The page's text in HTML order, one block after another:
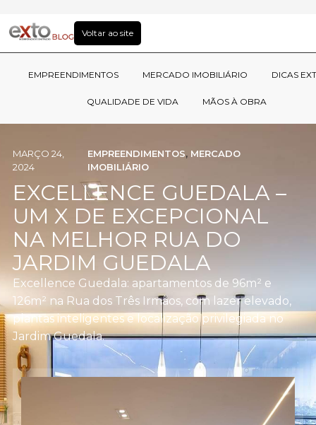
Voltar ao site
EMPREENDIMENTOS MERCADO IMOBILIÁRIO DICAS
QUALIDADE DE VIDA MÃOS À OBRA
Excellence Guedala: apartamentos de 96m² e
126m² na Rua dos Três Irmãos, com lazer elevado,
plantas inteligentes e localização privilegiada no
Jardim Guedala.
EXCELLENCE GUEDALA –
UM X DE EXCEPCIONAL
NA MELHOR RUA DO
JARDIM GUEDALA
MARÇO 24,
2024
EMPREENDIMENTOS, MERCADO
IMOBILIÁRIO